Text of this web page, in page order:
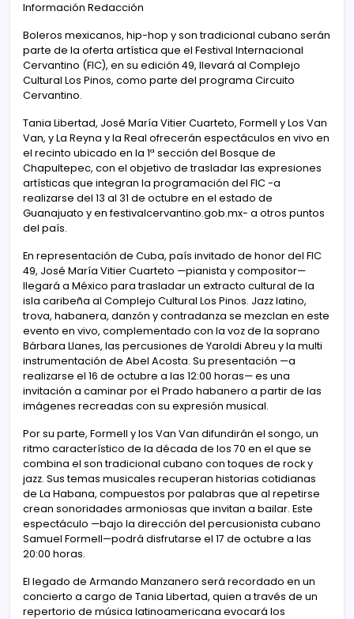
Información Redacción
Boleros mexicanos, hip-hop y son tradicional cubano serán
parte de la oferta artística que el Festival Internacional
Cervantino (FIC), en su edición 49, llevará al Complejo
Cultural Los Pinos, como parte del programa Circuito
Cervantino.
Tania Libertad, José María Vitier Cuarteto, Formell y Los Van
Van, y La Reyna y la Real ofrecerán espectáculos en vivo en
el recinto ubicado en la 1ª sección del Bosque de
Chapultepec, con el objetivo de trasladar las expresiones
artísticas que integran la programación del FIC -a
realizarse del 13 al 31 de octubre en el estado de
Guanajuato y en festivalcervantino.gob.mx- a otros puntos
del país.
En representación de Cuba, país invitado de honor del FIC
49, José María Vitier Cuarteto —pianista y compositor—
llegará a México para trasladar un extracto cultural de la
isla caribeña al Complejo Cultural Los Pinos. Jazz latino,
trova, habanera, danzón y contradanza se mezclan en este
evento en vivo, complementado con la voz de la soprano
Bárbara Llanes, las percusiones de Yaroldi Abreu y la multi
instrumentación de Abel Acosta. Su presentación —a
realizarse el 16 de octubre a las 12:00 horas— es una
invitación a caminar por el Prado habanero a partir de las
imágenes recreadas con su expresión musical.
Por su parte, Formell y los Van Van difundirán el songo, un
ritmo característico de la década de los 70 en el que se
combina el son tradicional cubano con toques de rock y
jazz. Sus temas musicales recuperan historias cotidianas
de La Habana, compuestos por palabras que al repetirse
crean sonoridades armoniosas que invitan a bailar. Este
espectáculo —bajo la dirección del percusionista cubano
Samuel Formell—podrá disfrutarse el 17 de octubre a las
20:00 horas.
El legado de Armando Manzanero será recordado en un
concierto a cargo de Tania Libertad, quien a través de un
repertorio de música latinoamericana evocará los